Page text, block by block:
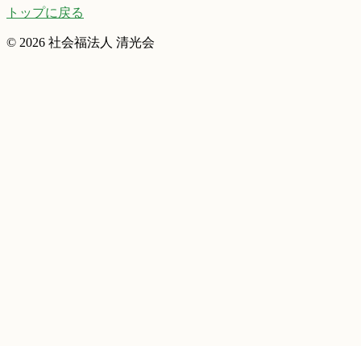
トップに戻る
© 2026 社会福法人 清光会